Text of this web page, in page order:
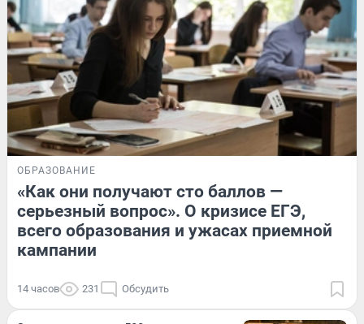
ОБРАЗОВАНИЕ
«Как они получают сто баллов —
серьезный вопрос». О кризисе ЕГЭ,
всего образования и ужасах приемной
кампании
14 часов 231 Обсудить